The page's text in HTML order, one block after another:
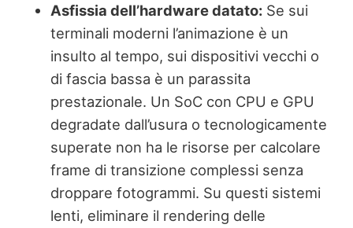
Asfissia dell’hardware datato: Se sui
terminali moderni l’animazione è un
insulto al tempo, sui dispositivi vecchi o
di fascia bassa è un parassita
prestazionale. Un SoC con CPU e GPU
degradate dall’usura o tecnologicamente
superate non ha le risorse per calcolare
frame di transizione complessi senza
droppare fotogrammi. Su questi sistemi
lenti, eliminare il rendering delle